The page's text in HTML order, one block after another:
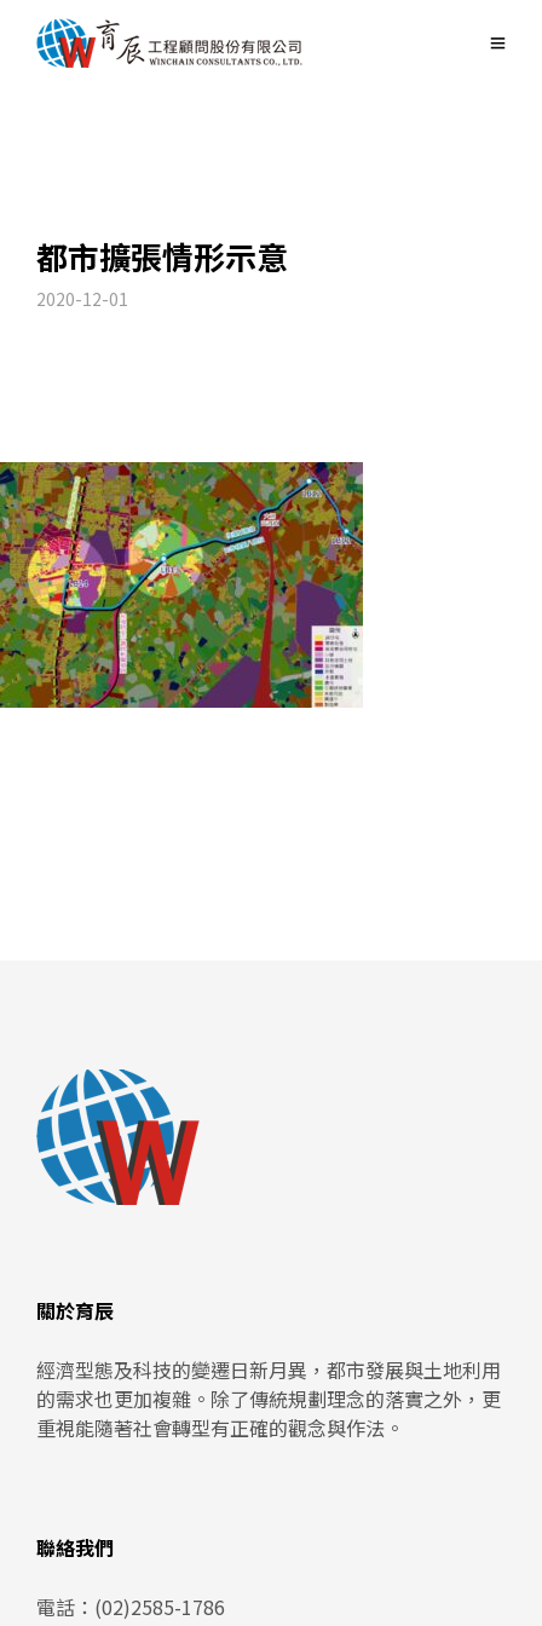
都市擴張情形示意
2020-12-01
關於育辰
經濟型態及科技的變遷日新月異，都市發展與土地利用
的需求也更加複雜。除了傳統規劃理念的落實之外，更
重視能隨著社會轉型有正確的觀念與作法。
聯絡我們
電話： (02)2585-1786